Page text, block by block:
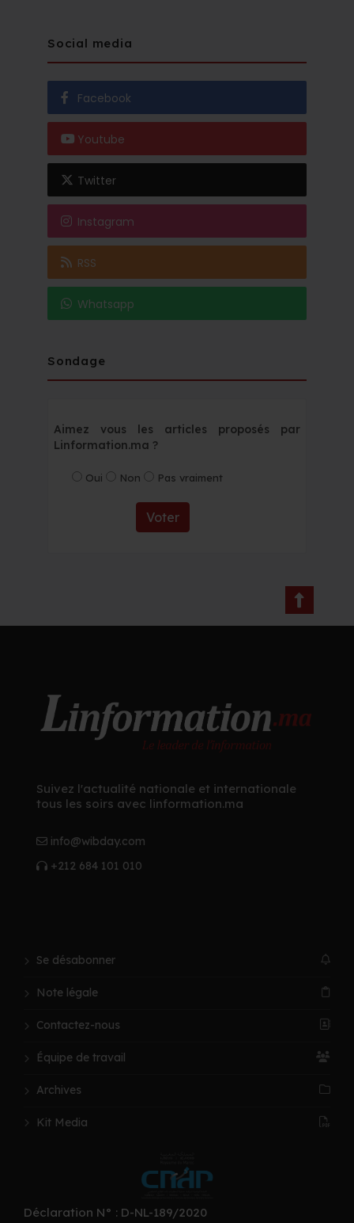
Social media
Facebook
Youtube
Twitter
Instagram
RSS
Whatsapp
Sondage
Aimez vous les articles proposés par
Linformation.ma ?
Oui Non Pas vraiment
Voter
Suivez l'actualité nationale et internationale
tous les soirs avec linformation.ma
info@wibday.com
+212 684 101 010
Se désabonner
Note légale
Contactez-nous
Équipe de travail
Archives
Kit Media
Déclaration N° : D-NL-189/2020